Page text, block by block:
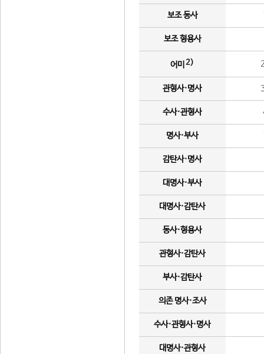
보조 동사
보조 형용사
어미 2)
관형사·명사
수사·관형사
명사·부사
감탄사·명사
대명사·부사
대명사·감탄사
동사·형용사
관형사·감탄사
부사·감탄사
의존 명사·조사
수사·관형사·명사
대명사·관형사